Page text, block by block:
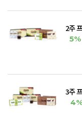
2주
5%
3주